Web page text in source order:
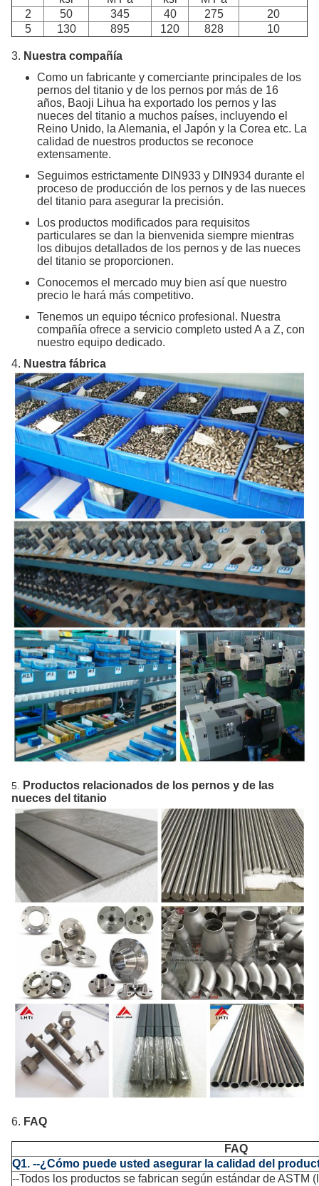
2
50 345 40 275
20
5
130 895 120 828 10
3. Nuestra compañía
Como un fabricante y comerciante principales de los
pernos del titanio y de los pernos por más de 16
años, Baoji Lihua ha exportado los pernos y las
nueces del titanio a muchos países, incluyendo el
Reino Unido, la Alemania, el Japón y la Corea etc. La
calidad de nuestros productos se reconoce
extensamente.
Seguimos estrictamente DIN933 y DIN934 durante el
proceso de producción de los pernos y de las nueces
del titanio para asegurar la precisión.
Los productos modificados para requisitos
particulares se dan la bienvenida siempre mientras
los dibujos detallados de los pernos y de las nueces
del titanio se proporcionen.
Conocemos el mercado muy bien así que nuestro
precio le hará más competitivo.
Tenemos un equipo técnico profesional. Nuestra
compañía ofrece a servicio completo usted A a Z, con
nuestro equipo dedicado.
4. Nuestra fábrica
5. Productos relacionados de los pernos y de las
nueces del titanio
6. FAQ
FAQ
Q1. --¿Cómo puede usted asegurar la calidad del
--Todos los productos se fabrican según estándar de ASTM